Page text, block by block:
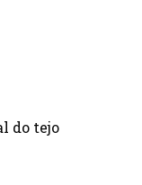
do tejo